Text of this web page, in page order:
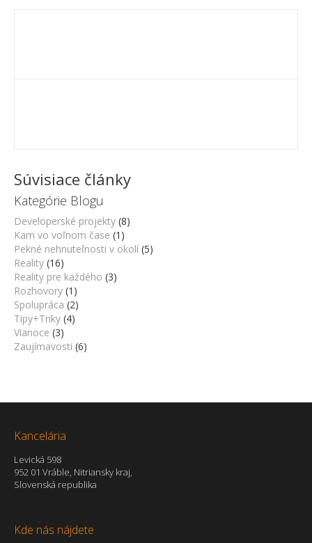
Súvisiace články
Kategórie Blogu
Developerské projekty (8)
Kam vo voľnom čase (1)
Pekné nehnuteľnosti v okolí (5)
Reality (16)
Reality pre každého (3)
Rozhovory (1)
Spolupráca (2)
Tipy+Triky (4)
Vianoce (3)
Zaujímavosti (6)
Kancelária
Levická 598
952 01 Vráble, Nitriansky kraj,
Slovenská republika
Kde nás nájdete